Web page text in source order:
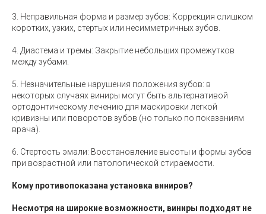
3. Неправильная форма и размер зубов: Коррекция слишком
коротких, узких, стертых или несимметричных зубов.
4. Диастема и тремы: Закрытие небольших промежутков
между зубами.
5. Незначительные нарушения положения зубов: в
некоторых случаях виниры могут быть альтернативой
ортодонтическому лечению для маскировки легкой
кривизны или поворотов зубов (но только по показаниям
врача).
6. Стертость эмали: Восстановление высоты и формы зубов
при возрастной или патологической стираемости.
Кому противопоказана установка виниров?
Несмотря на широкие возможности, виниры подходят не